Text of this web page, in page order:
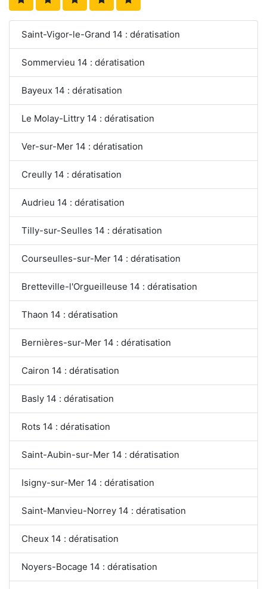
Saint-Vigor-le-Grand 14 : dératisation
Sommervieu 14 : dératisation
Bayeux 14 : dératisation
Le Molay-Littry 14 : dératisation
Ver-sur-Mer 14 : dératisation
Creully 14 : dératisation
Audrieu 14 : dératisation
Tilly-sur-Seulles 14 : dératisation
Courseulles-sur-Mer 14 : dératisation
Bretteville-l'Orgueilleuse 14 : dératisation
Thaon 14 : dératisation
Bernières-sur-Mer 14 : dératisation
Cairon 14 : dératisation
Basly 14 : dératisation
Rots 14 : dératisation
Saint-Aubin-sur-Mer 14 : dératisation
Isigny-sur-Mer 14 : dératisation
Saint-Manvieu-Norrey 14 : dératisation
Cheux 14 : dératisation
Noyers-Bocage 14 : dératisation